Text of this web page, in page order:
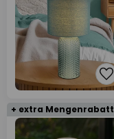
+ extra Mengenrabatt